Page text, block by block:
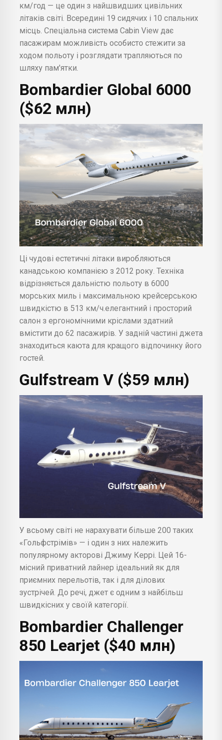
км/год — це один з найшвидших цивільних
літаків світі. Всередині 19 сидячих і 10 спальних
місць. Спеціальна система Cabin View дає
пасажирам можливість особисто стежити за
ходом польоту і розглядати трапляються по
шляху пам'ятки.
Bombardier Global 6000
($62 млн)
Ці чудові естетичні літаки виробляються
канадською компанією з 2012 року. Техніка
відрізняється дальністю польоту в 6000
морських миль і максимальною крейсерською
швидкістю в 513 км/ч.елегантний і просторий
салон з ергономічними кріслами здатний
вмістити до 62 пасажирів. У задній частині джета
знаходиться каюта для кращого відпочинку його
гостей.
Gulfstream V ($59 млн)
У всьому світі не нарахувати більше 200 таких
«Гольфстрімів» — і один з них належить
популярному акторові Джиму Керрі. Цей 16-
місний приватний лайнер ідеальний як для
приємних перельотів, так і для ділових
зустрічей. До речі, джет є одним з найбільш
швидкісних у своїй категорії.
Bombardier Challenger
850 Learjet ($40 млн)